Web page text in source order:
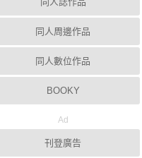
同人周邊作品
同人數位作品
BOOKY
Ad
刊登廣告